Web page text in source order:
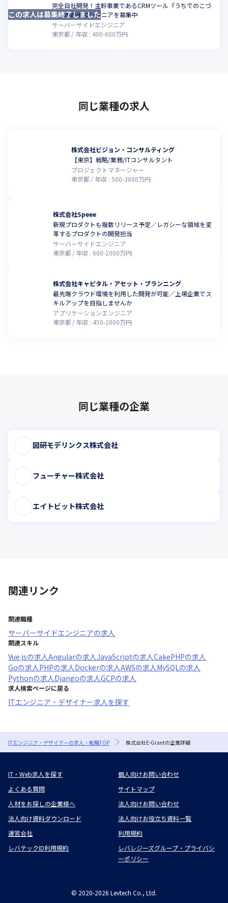
完全自社開発！主幹事業であるCRMツール『うちでのこづ
ち』のWebエンジニアを募集中
サーバーサイドエンジニア
東京都
年収 : 400-600万円
この求人は募集終了しました
同じ業種の求人
株式会社ビジョン・コンサルティング
【東京】戦略/業務/ITコンサルタント
プロジェクトマネージャー
東京都
年収 : 500-3000万円
株式会社Speee
新規プロダクトも複数リリース予定／レガシーな領域を変
革するプロダクトの開発担当
サーバーサイドエンジニア
東京都
年収 : 600-1000万円
株式会社キャピタル・アセット・プランニング
最先端クラウド環境を利用した開発が可能／上場企業でス
キルアップを目指しませんか
アプリケーションエンジニア
東京都
年収 : 450-1000万円
同じ業種の企業
図研モデリンクス株式会社
フューチャー株式会社
エイトビット株式会社
関連リンク
関連職種
サーバーサイドエンジニアの求人
関連スキル
Vue.jsの求人Angularの求人JavaScriptの求人CakePHPの求人
Goの求人 PHPの求人 Dockerの求人AWSの求人 MySQLの求人
Pythonの求人 Djangoの求人GCPの求人
求人検索ページに戻る
ITエンジニア・デザイナー求人を探す
ITエンジニア・デザイナーの求人・転職TOP 株式会社E-Grantの企業詳細
IT・Web求人を探す
個人向けお問い合わせ
よくある質問
サイトマップ
人材をお探しの企業様へ
法人向けお問い合わせ
法人向け資料ダウンロード
法人向けお役立ち資料一覧
運営会社
利用規約
レバテックID利用規約
レバレジーズグループ・プライバシ
ーポリシー
© 2020-2026 Levtech Co., Ltd.